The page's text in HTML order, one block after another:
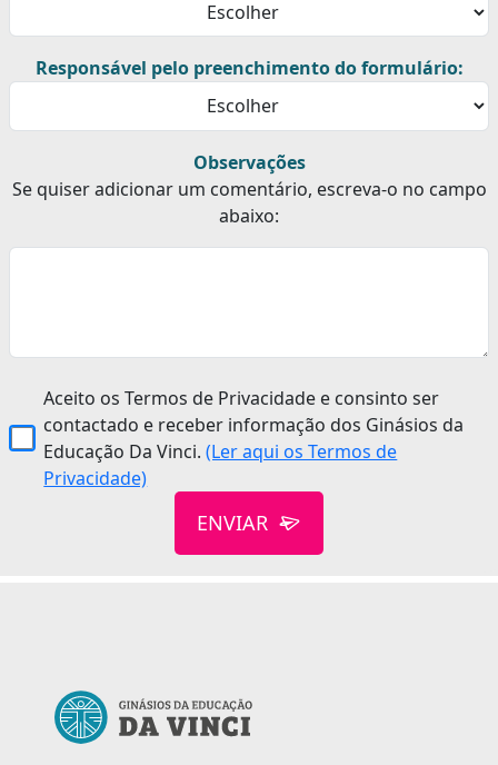
Responsável pelo preenchimento do formulário:
Observações
Se quiser adicionar um comentário, escreva-o no campo
abaixo:
Aceito os Termos de Privacidade e consinto ser
contactado e receber informação dos Ginásios da
Educação Da Vinci.(Ler aqui os Termos de
Privacidade)
ENVIAR